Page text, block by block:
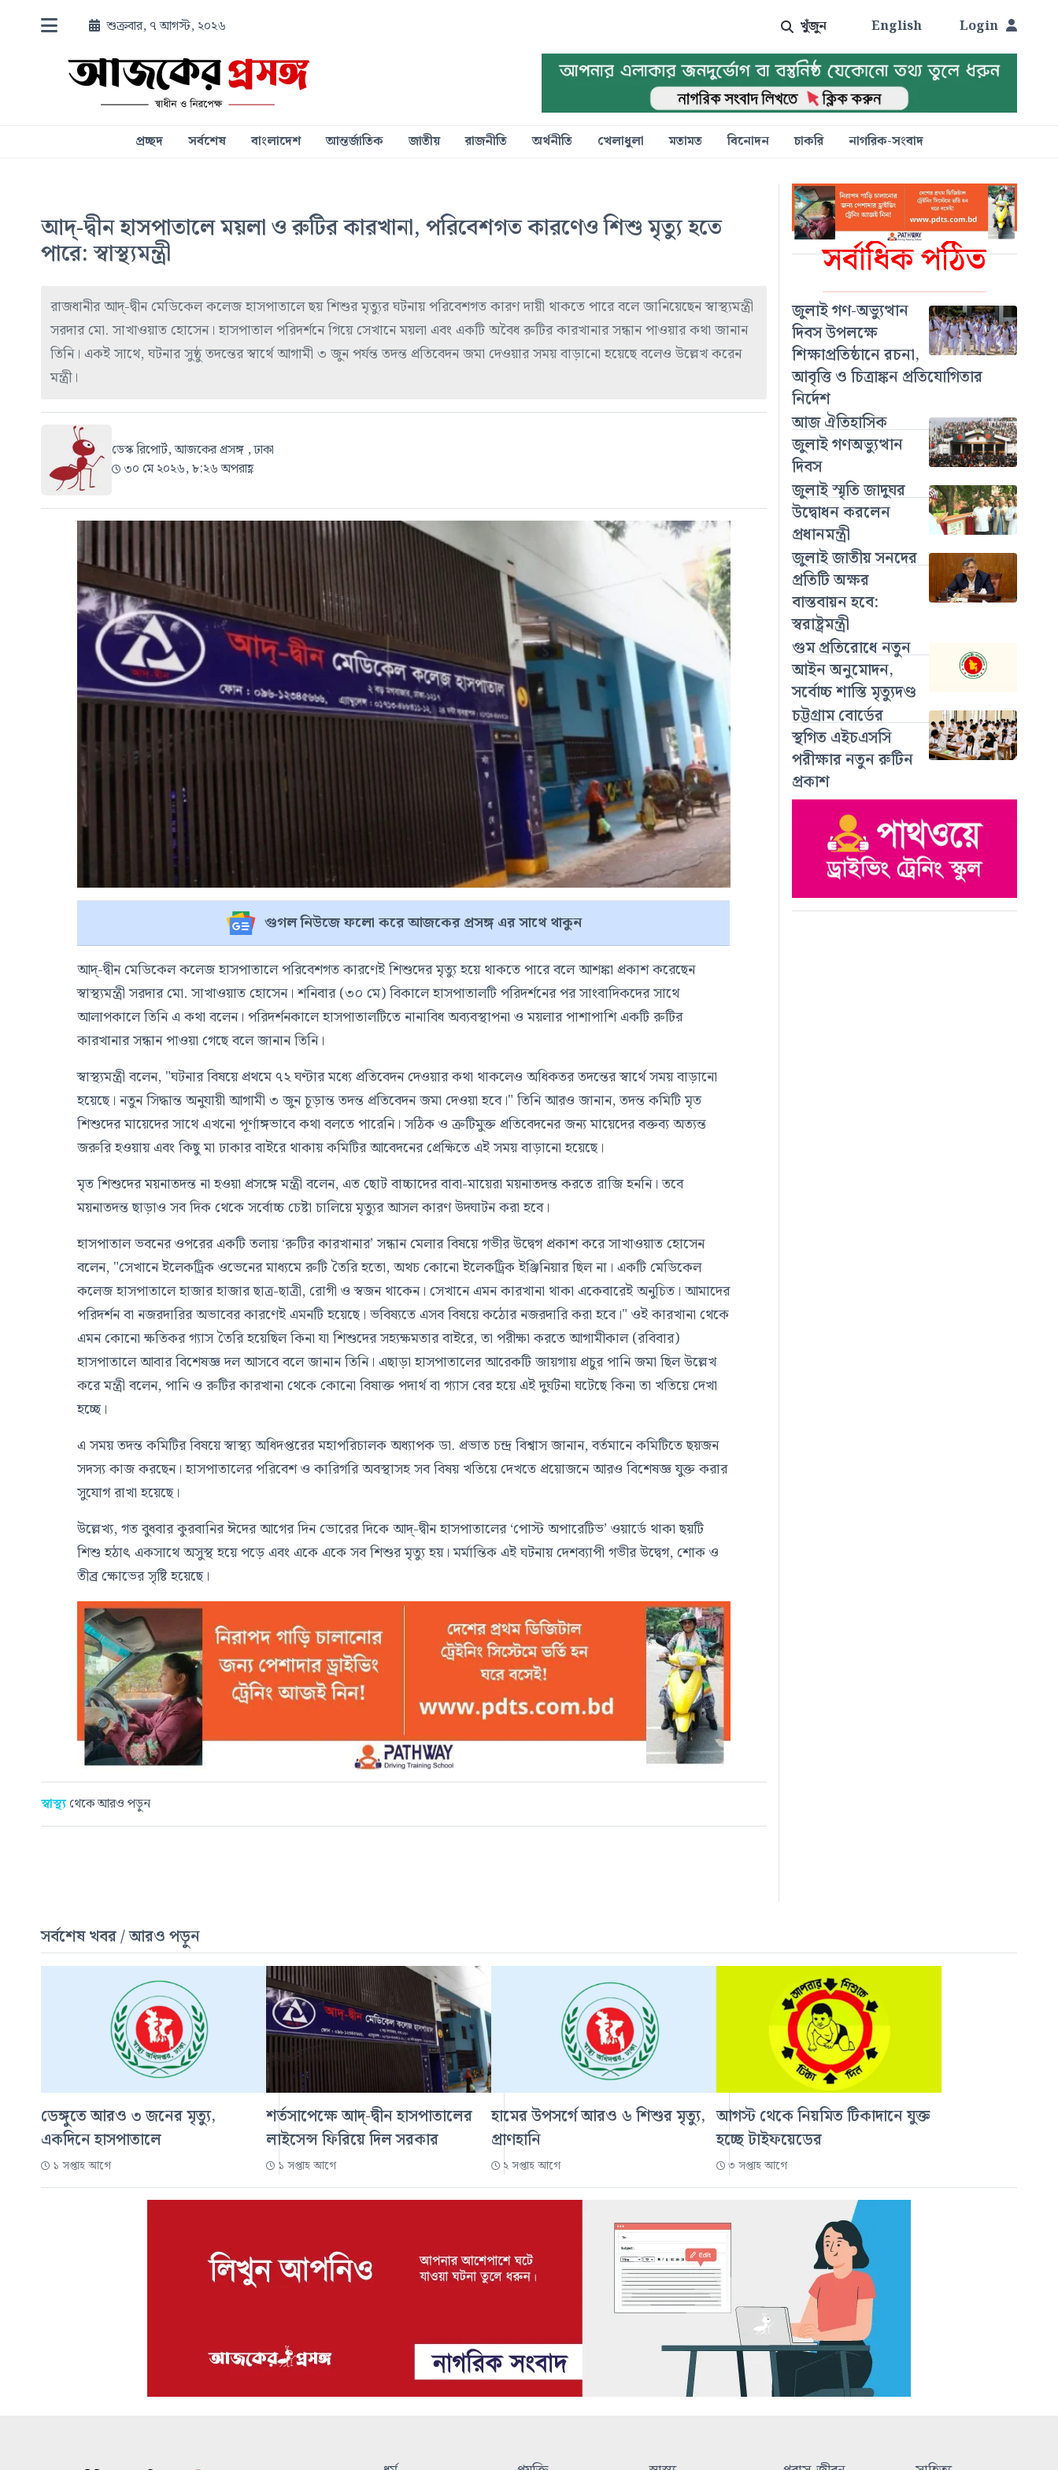
শুক্রবার, ৭ আগস্ট, ২০২৬ খুঁজুন English Login
প্রচ্ছদ সর্বশেষ বাংলাদেশ আন্তর্জাতিক জাতীয় রাজনীতি অর্থনীতি খেলাধুলা মতামত বিনোদন চাকরি নাগরিক-সংবাদ
সর্বাধিক পঠিত
জুলাই গণ-অভ্যুত্থান
দিবস উপলক্ষে
শিক্ষাপ্রতিষ্ঠানে রচনা,
আবৃত্তি ও চিত্রাঙ্কন প্রতিযোগিতার
নির্দেশ
আজ ঐতিহাসিক
জুলাই গণঅভ্যুত্থান
দিবস
জুলাই স্মৃতি জাদুঘর
উদ্বোধন করলেন
প্রধানমন্ত্রী
জুলাই জাতীয় সনদের
প্রতিটি অক্ষর
বাস্তবায়ন হবে:
স্বরাষ্ট্রমন্ত্রী
গুম প্রতিরোধে নতুন
আইন অনুমোদন,
সর্বোচ্চ শাস্তি মৃত্যুদণ্ড
চট্টগ্রাম বোর্ডের
স্থগিত এইচএসসি
পরীক্ষার নতুন রুটিন
প্রকাশ
আদ্-দ্বীন হাসপাতালে ময়লা ও রুটির কারখানা, পরিবেশগত কারণেও শিশু মৃত্যু হতে
পারে: স্বাস্থ্যমন্ত্রী
রাজধানীর আদ্-দ্বীন মেডিকেল কলেজ হাসপাতালে ছয় শিশুর মৃত্যুর ঘটনায় পরিবেশগত কারণ দায়ী থাকতে পারে বলে জানিয়েছেন স্বাস্থ্যমন্ত্রী
সরদার মো. সাখাওয়াত হোসেন। হাসপাতাল পরিদর্শনে গিয়ে সেখানে ময়লা এবং একটি অবৈধ রুটির কারখানার সন্ধান পাওয়ার কথা জানান
তিনি। একই সাথে, ঘটনার সুষ্ঠু তদন্তের স্বার্থে আগামী ৩ জুন পর্যন্ত তদন্ত প্রতিবেদন জমা দেওয়ার সময় বাড়ানো হয়েছে বলেও উল্লেখ করেন
মন্ত্রী।
ডেস্ক রিপোর্ট, আজকের প্রসঙ্গ , ঢাকা
৩০ মে ২০২৬, ৮:২৬ অপরাহ্ণ
গুগল নিউজে ফলো করে আজকের প্রসঙ্গ এর সাথে থাকুন
আদ্-দ্বীন মেডিকেল কলেজ হাসপাতালে পরিবেশগত কারণেই শিশুদের মৃত্যু হয়ে থাকতে পারে বলে আশঙ্কা প্রকাশ করেছেন
স্বাস্থ্যমন্ত্রী সরদার মো. সাখাওয়াত হোসেন। শনিবার (৩০ মে) বিকালে হাসপাতালটি পরিদর্শনের পর সাংবাদিকদের সাথে
আলাপকালে তিনি এ কথা বলেন। পরিদর্শনকালে হাসপাতালটিতে নানাবিধ অব্যবস্থাপনা ও ময়লার পাশাপাশি একটি রুটির
কারখানার সন্ধান পাওয়া গেছে বলে জানান তিনি।
স্বাস্থ্যমন্ত্রী বলেন, "ঘটনার বিষয়ে প্রথমে ৭২ ঘণ্টার মধ্যে প্রতিবেদন দেওয়ার কথা থাকলেও অধিকতর তদন্তের স্বার্থে সময় বাড়ানো
হয়েছে। নতুন সিদ্ধান্ত অনুযায়ী আগামী ৩ জুন চূড়ান্ত তদন্ত প্রতিবেদন জমা দেওয়া হবে।" তিনি আরও জানান, তদন্ত কমিটি মৃত
শিশুদের মায়েদের সাথে এখনো পূর্ণাঙ্গভাবে কথা বলতে পারেনি। সঠিক ও ত্রুটিমুক্ত প্রতিবেদনের জন্য মায়েদের বক্তব্য অত্যন্ত
জরুরি হওয়ায় এবং কিছু মা ঢাকার বাইরে থাকায় কমিটির আবেদনের প্রেক্ষিতে এই সময় বাড়ানো হয়েছে।
মৃত শিশুদের ময়নাতদন্ত না হওয়া প্রসঙ্গে মন্ত্রী বলেন, এত ছোট বাচ্চাদের বাবা-মায়েরা ময়নাতদন্ত করতে রাজি হননি। তবে
ময়নাতদন্ত ছাড়াও সব দিক থেকে সর্বোচ্চ চেষ্টা চালিয়ে মৃত্যুর আসল কারণ উদ্ঘাটন করা হবে।
হাসপাতাল ভবনের ওপরের একটি তলায় ‘রুটির কারখানার’ সন্ধান মেলার বিষয়ে গভীর উদ্বেগ প্রকাশ করে সাখাওয়াত হোসেন
বলেন, "সেখানে ইলেকট্রিক ওভেনের মাধ্যমে রুটি তৈরি হতো, অথচ কোনো ইলেকট্রিক ইঞ্জিনিয়ার ছিল না। একটি মেডিকেল
কলেজ হাসপাতালে হাজার হাজার ছাত্র-ছাত্রী, রোগী ও স্বজন থাকেন। সেখানে এমন কারখানা থাকা একেবারেই অনুচিত। আমাদের
পরিদর্শন বা নজরদারির অভাবের কারণেই এমনটি হয়েছে। ভবিষ্যতে এসব বিষয়ে কঠোর নজরদারি করা হবে।" ওই কারখানা থেকে
এমন কোনো ক্ষতিকর গ্যাস তৈরি হয়েছিল কিনা যা শিশুদের সহ্যক্ষমতার বাইরে, তা পরীক্ষা করতে আগামীকাল (রবিবার)
হাসপাতালে আবার বিশেষজ্ঞ দল আসবে বলে জানান তিনি। এছাড়া হাসপাতালের আরেকটি জায়গায় প্রচুর পানি জমা ছিল উল্লেখ
করে মন্ত্রী বলেন, পানি ও রুটির কারখানা থেকে কোনো বিষাক্ত পদার্থ বা গ্যাস বের হয়ে এই দুর্ঘটনা ঘটেছে কিনা তা খতিয়ে দেখা
হচ্ছে।
এ সময় তদন্ত কমিটির বিষয়ে স্বাস্থ্য অধিদপ্তরের মহাপরিচালক অধ্যাপক ডা. প্রভাত চন্দ্র বিশ্বাস জানান, বর্তমানে কমিটিতে ছয়জন
সদস্য কাজ করছেন। হাসপাতালের পরিবেশ ও কারিগরি অবস্থাসহ সব বিষয় খতিয়ে দেখতে প্রয়োজনে আরও বিশেষজ্ঞ যুক্ত করার
সুযোগ রাখা হয়েছে।
উল্লেখ্য, গত বুধবার কুরবানির ঈদের আগের দিন ভোরের দিকে আদ্-দ্বীন হাসপাতালের ‘পোস্ট অপারেটিভ’ ওয়ার্ডে থাকা ছয়টি
শিশু হঠাৎ একসাথে অসুস্থ হয়ে পড়ে এবং একে একে সব শিশুর মৃত্যু হয়। মর্মান্তিক এই ঘটনায় দেশব্যাপী গভীর উদ্বেগ, শোক ও
তীব্র ক্ষোভের সৃষ্টি হয়েছে।
স্বাস্থ্যথেকে আরও পড়ুন
সর্বশেষ খবর / আরও পড়ুন
ডেঙ্গুতে আরও ৩ জনের মৃত্যু,
একদিনে হাসপাতালে
১ সপ্তাহ আগে
শর্তসাপেক্ষে আদ্-দ্বীন হাসপাতালের
লাইসেন্স ফিরিয়ে দিল সরকার
১ সপ্তাহ আগে
হামের উপসর্গে আরও ৬ শিশুর মৃত্যু,
প্রাণহানি
২ সপ্তাহ আগে
আগস্ট থেকে নিয়মিত টিকাদানে যুক্ত
হচ্ছে টাইফয়েডের
৩ সপ্তাহ আগে